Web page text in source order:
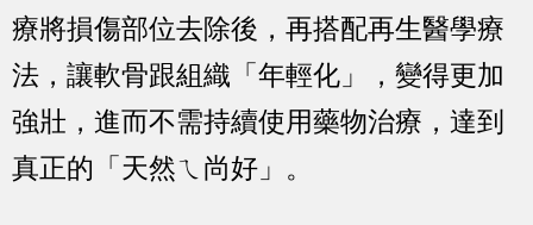
療將損傷部位去除後，再搭配再生醫學療
法，讓軟骨跟組織「年輕化」，變得更加
強壯，進而不需持續使用藥物治療，達到
真正的「天然ㄟ尚好」。